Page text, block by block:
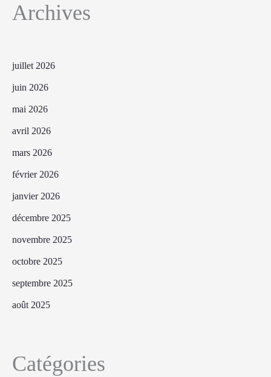
Archives
juillet 2026
juin 2026
mai 2026
avril 2026
mars 2026
février 2026
janvier 2026
décembre 2025
novembre 2025
octobre 2025
septembre 2025
août 2025
Catégories